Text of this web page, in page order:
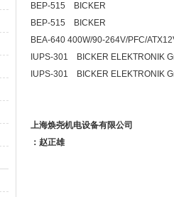
BEP-515 BICKER
BEP-515 BICKER
BEA-640 400W/90-264V/PFC/
IUPS-301 BICKER ELEKTRONIK
IUPS-301 BICKER ELEKTRONIK
上海焕尧机电设备有限公司
：赵正雄